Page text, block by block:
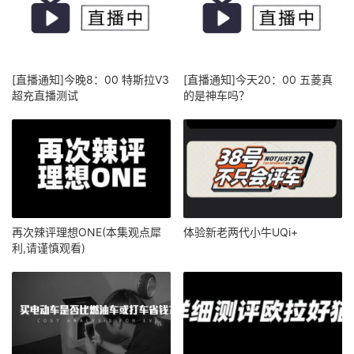
[直播通知]今晚8：00 特斯拉V3
超充直播测试
[直播通知]今天20：00 五菱真
的是神车吗？
再次辣评理想ONE(本集观点犀
利,请谨慎观看)
体验新老两代小牛UQi+